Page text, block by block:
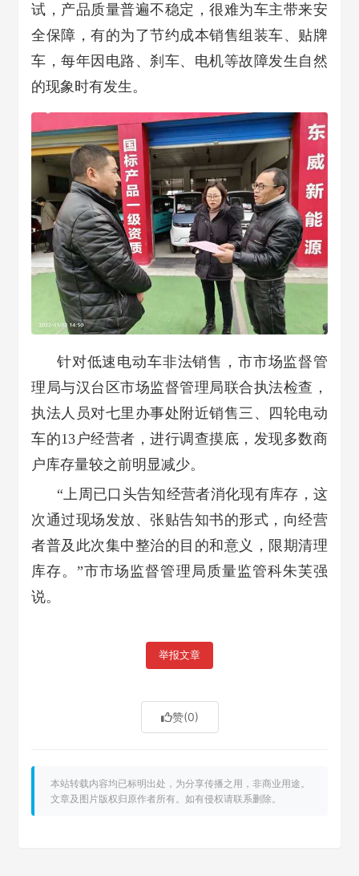
试，产品质量普遍不稳定，很难为车主带来安
全保障，有的为了节约成本销售组装车、贴牌
车，每年因电路、刹车、电机等故障发生自然
的现象时有发生。
针对低速电动车非法销售，市市场监督管
理局与汉台区市场监督管理局联合执法检查，
执法人员对七里办事处附近销售三、四轮电动
车的13户经营者，进行调查摸底，发现多数商
户库存量较之前明显减少。
“上周已口头告知经营者消化现有库存，这
次通过现场发放、张贴告知书的形式，向经营
者普及此次集中整治的目的和意义，限期清理
库存。”市市场监督管理局质量监管科朱芙强
说。
举报文章
赞(0)
本站转载内容均已标明出处，为分享传播之用，非商业用途。
文章及图片版权归原作者所有。如有侵权请联系删除。